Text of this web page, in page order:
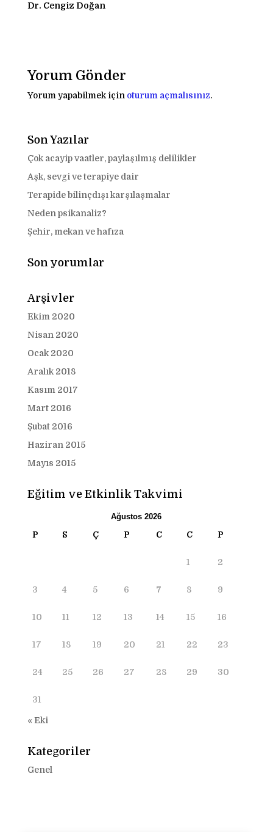
Dr. Cengiz Doğan
Yorum Gönder
Yorum yapabilmek için oturum açmalısınız.
Son Yazılar
Çok acayip vaatler, paylaşılmış delilikler
Aşk, sevgi ve terapiye dair
Terapide bilinçdışı karşılaşmalar
Neden psikanaliz?
Şehir, mekan ve hafıza
Son yorumlar
Arşivler
Ekim 2020
Nisan 2020
Ocak 2020
Aralık 2018
Kasım 2017
Mart 2016
Şubat 2016
Haziran 2015
Mayıs 2015
Eğitim ve Etkinlik Takvimi
Ağustos 2026
P S Ç P C C P
1 2
3 4 5 6 7 8 9
10 11 12 13 14 15 16
17 18 19 20 21 22 23
24 25 26 27 28 29 30
31
« Eki
Kategoriler
Genel